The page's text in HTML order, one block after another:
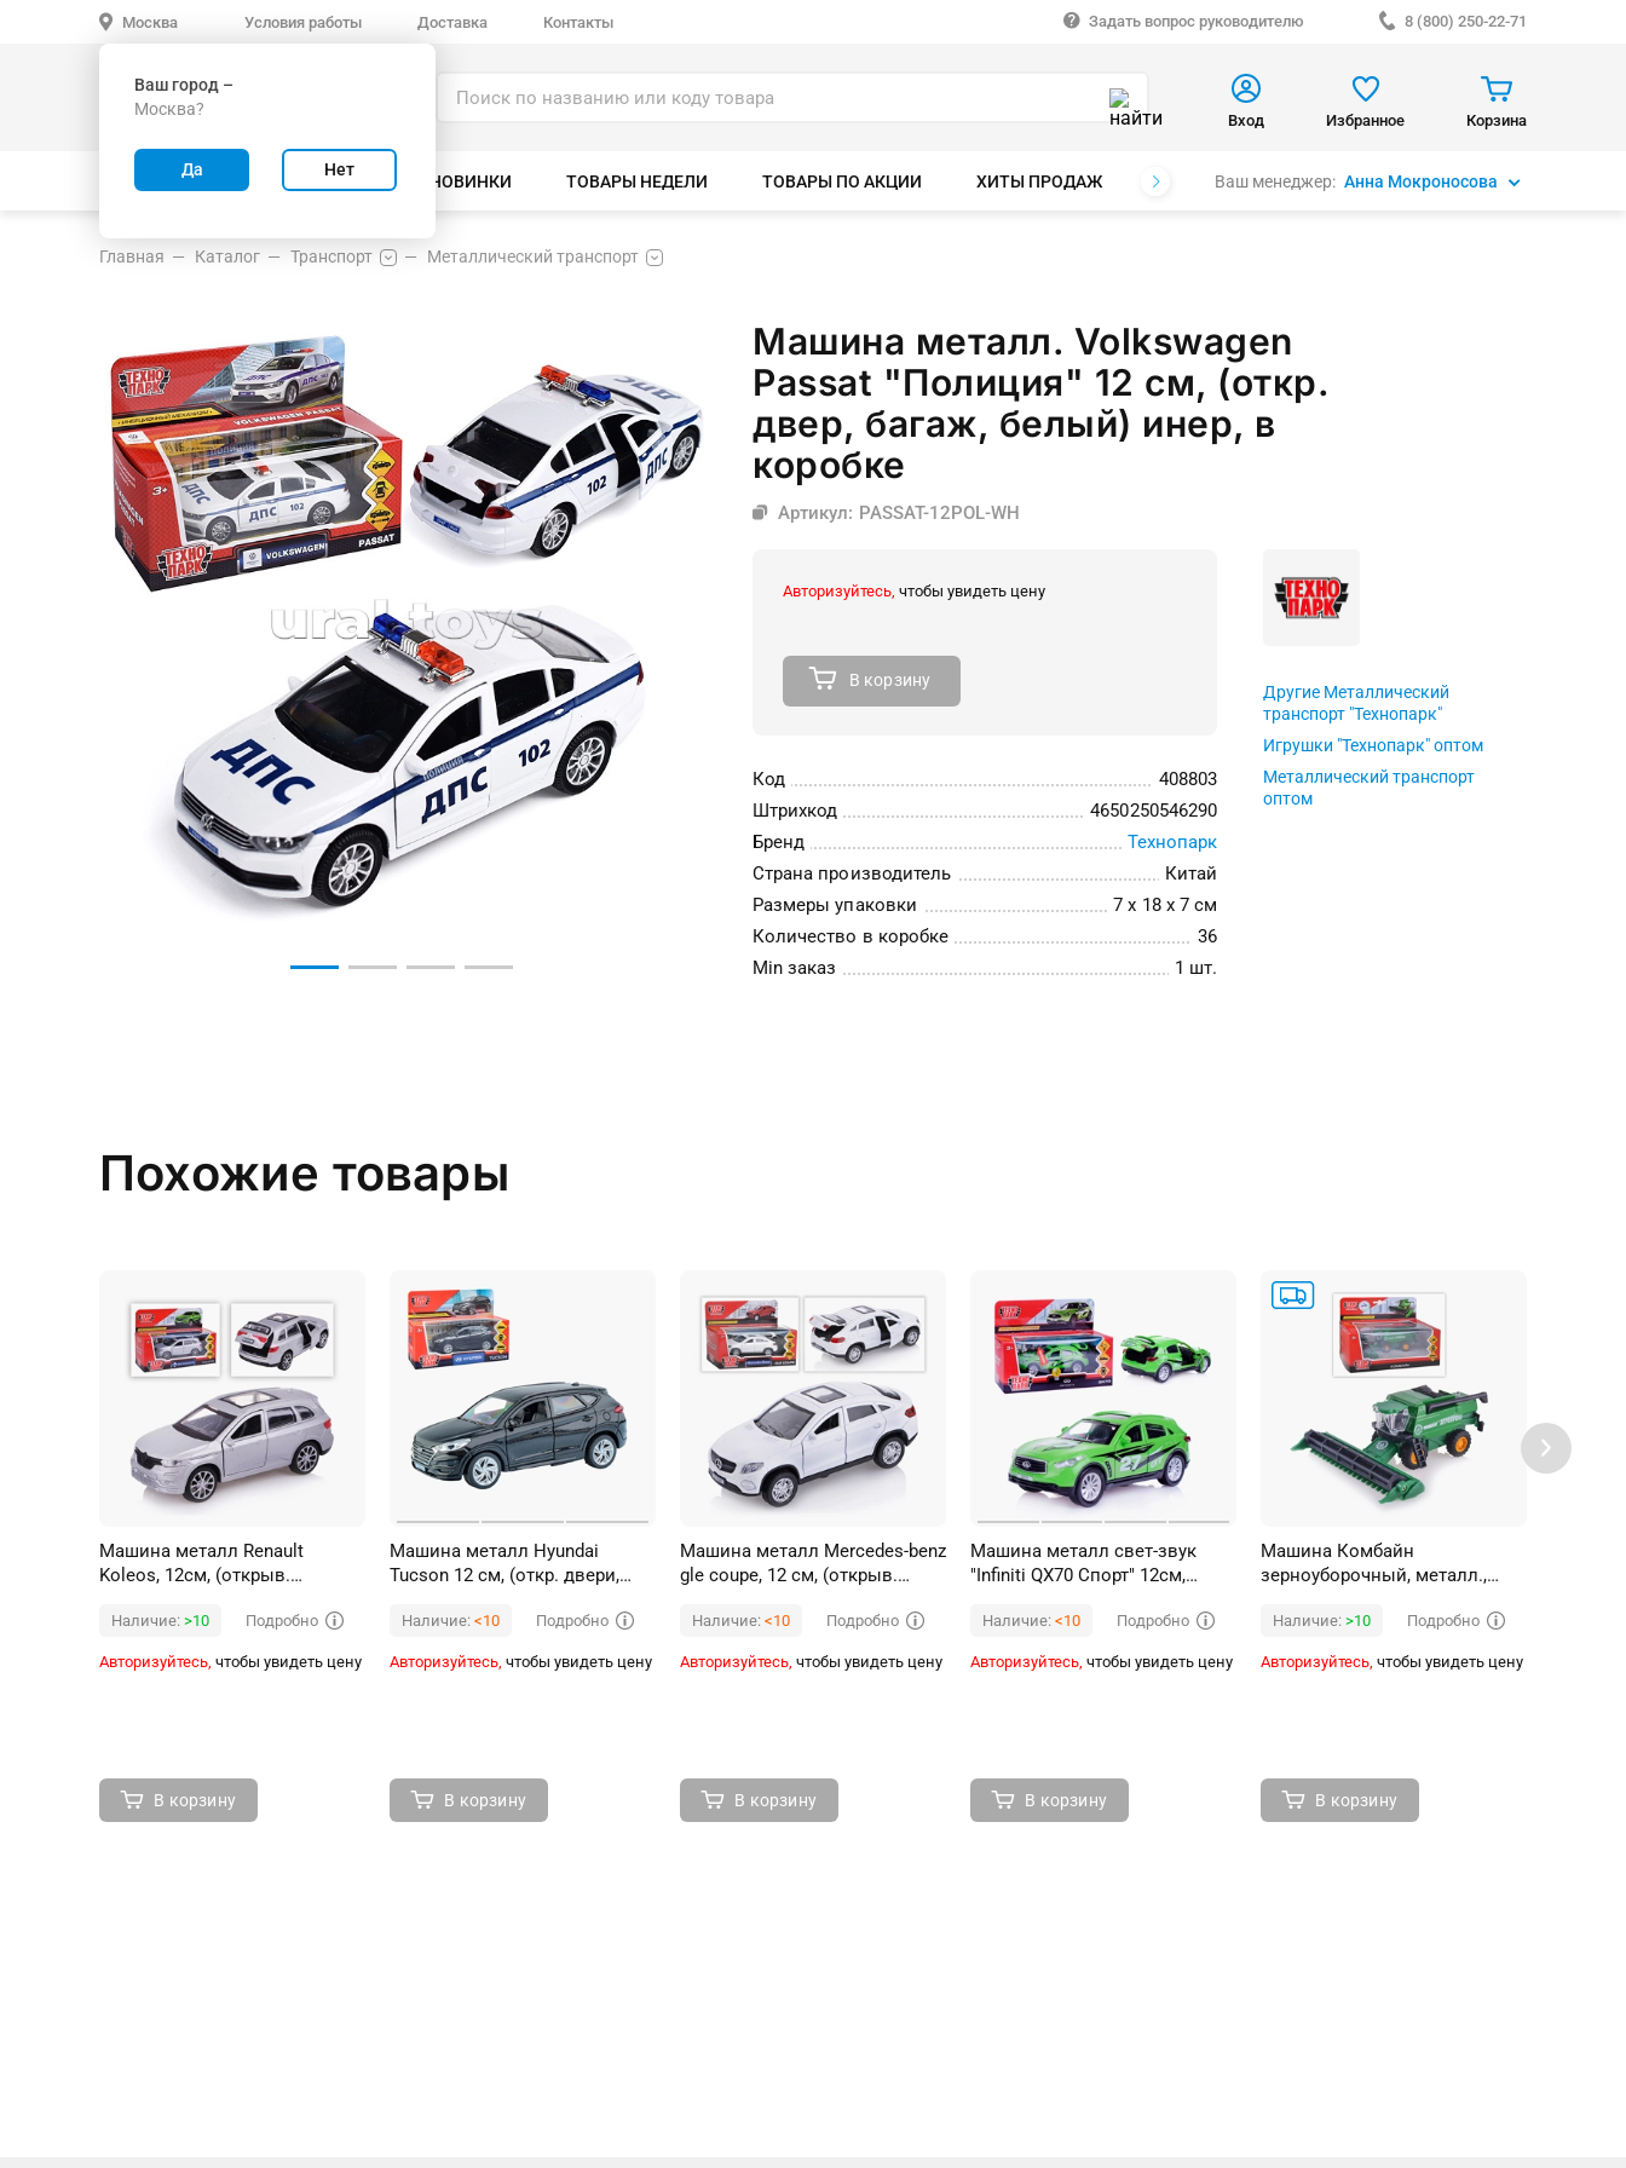
Москва
Ваш город –
Москва?
Да Нет
Условия работы Доставка Контакты Задать вопрос руководителю 8 (800) 250-22-71
Вход Избранное Корзина
ВСЕ ТОВАРЫ ВЕЛОСИПЕДЫ НОВИНКИ ТОВАРЫ НЕДЕЛИ ТОВАРЫ ПО АКЦИИ ХИТЫ ПРОДАЖ БРЕНДЫВаш менеджер: Анна Мокроносова
Главная Каталог Транспорт Металлический транспорт
Машина металл. Volkswagen
Passat "Полиция" 12 см, (откр.
двер, багаж, белый) инер, в
коробке
Артикул: PASSAT-12POL-WH
Авторизуйтесь, чтобы увидеть цену
В корзину
Код
408803
Штрихкод
4650250546290
Бренд
Технопарк
Страна производитель
Китай
Размеры упаковки
7 x 18 x 7 см
Количество в коробке
36
Min заказ
1 шт.
Другие Металлический
транспорт "Технопарк"
Игрушки "Технопарк" оптом
Металлический транспорт
оптом
Похожие товары
Машина металл Renault
Koleos, 12см, (открыв.
коробке
Наличие: >10 Подробно
Авторизуйтесь, чтобы увидеть цену
В корзину
Машина металл Hyundai
Tucson 12 см, (откр. двери,
коробке
Наличие: <10 Подробно
Авторизуйтесь, чтобы увидеть цену
В корзину
Машина металл Mercedes-benz
gle coupe, 12 см, (открыв.
коробке
Наличие: <10 Подробно
Авторизуйтесь, чтобы увидеть цену
В корзину
Машина металл свет-звук
"Infiniti QX70 Спорт" 12см,
Наличие: <10 Подробно
Авторизуйтесь, чтобы увидеть цену
В корзину
Машина Комбайн
зерноуборочный, металл.,
коробке
Наличие: >10 Подробно
Авторизуйтесь, чтобы увидеть цену
В корзину